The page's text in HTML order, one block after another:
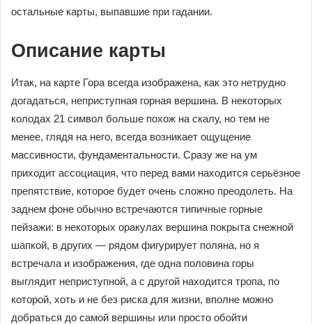
остальные карты, выпавшие при гадании.
Описание карты
Итак, на карте Гора всегда изображена, как это нетрудно
догадаться, неприступная горная вершина. В некоторых
колодах 21 символ больше похож на скалу, но тем не
менее, глядя на него, всегда возникает ощущение
массивности, фундаментальности. Сразу же на ум
приходит ассоциация, что перед вами находится серьёзное
препятствие, которое будет очень сложно преодолеть. На
заднем фоне обычно встречаются типичные горные
пейзажи: в некоторых оракулах вершина покрыта снежной
шапкой, в других — рядом фигурирует поляна, но я
встречала и изображения, где одна половина горы
выглядит неприступной, а с другой находится тропа, по
которой, хоть и не без риска для жизни, вполне можно
добраться до самой вершины или просто обойти